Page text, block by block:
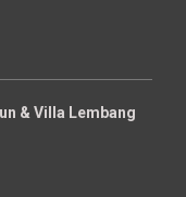
& Villa Lembang